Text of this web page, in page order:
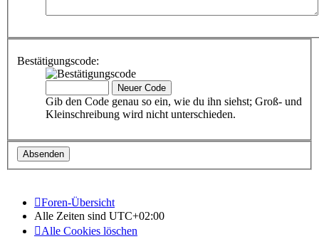
Bestätigungscode:
Gib den Code genau so ein, wie du ihn siehst; Groß- und
Kleinschreibung wird nicht unterschieden.
Foren-Übersicht
Alle Zeiten sind UTC+02:00
Alle Cookies löschen